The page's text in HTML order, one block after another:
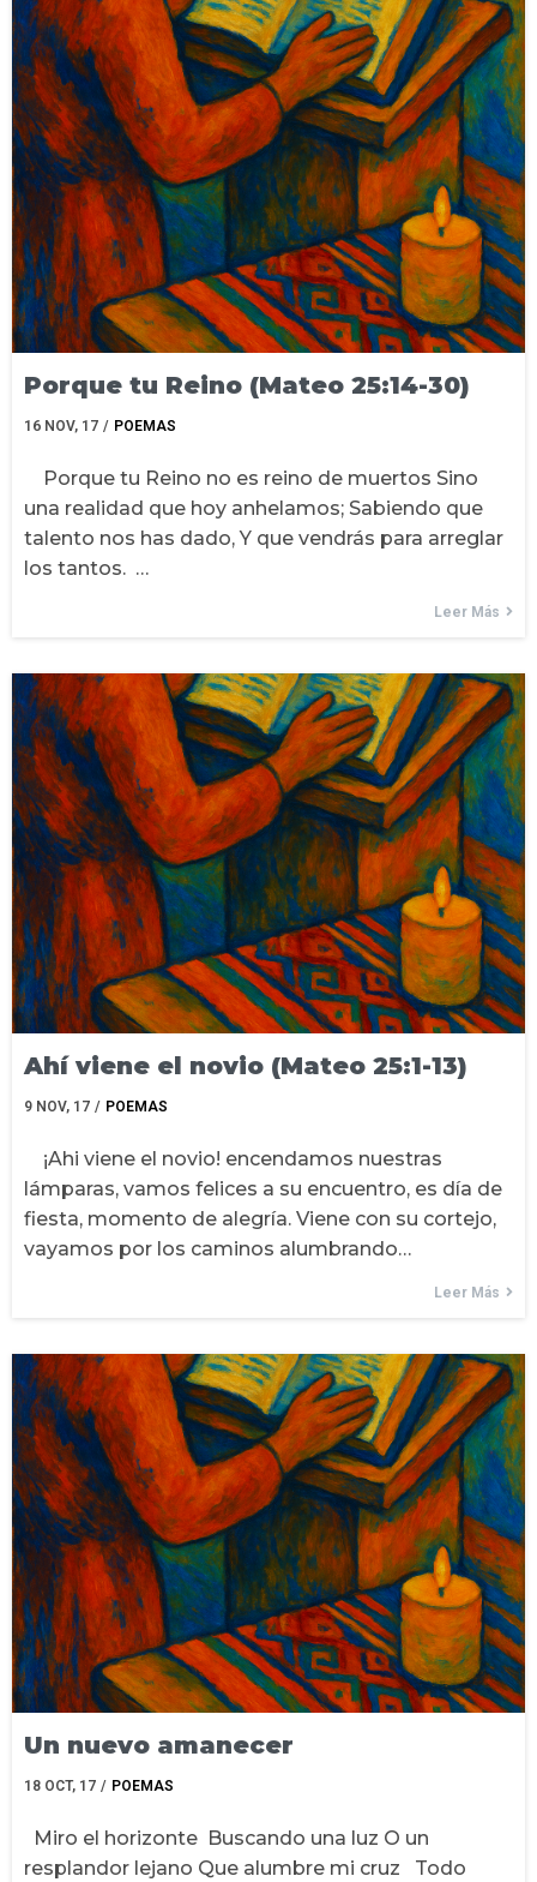
Porque tu Reino (Mateo 25:14-30)
16 NOV, 17 / POEMAS
Porque tu Reino no es reino de muertos Sino
una realidad que hoy anhelamos; Sabiendo que
talento nos has dado, Y que vendrás para arreglar
los tantos. …
Leer Más
Ahí viene el novio (Mateo 25:1-13)
9 NOV, 17 / POEMAS
¡Ahi viene el novio! encendamos nuestras
lámparas, vamos felices a su encuentro, es día de
fiesta, momento de alegría. Viene con su cortejo,
vayamos por los caminos alumbrando…
Leer Más
Un nuevo amanecer
18 OCT, 17 / POEMAS
Miro el horizonte Buscando una luz O un
resplandor lejano Que alumbre mi cruz Todo